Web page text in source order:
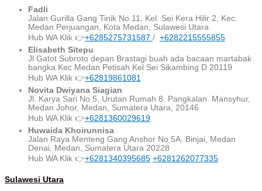
Fadli
Jalan Gurilla Gang Tinik No 11, Kel. Sei Kera Hilir 2, Kec.
Medan Perjuangan, Kota Medan, Sulawesi Utara
Hub WA Klik 👉+6285275731587 / +6282215555855
Elisabeth Sitepu
Jl Gatot Subroto depan Brastagi buah ada bacaan martabak
bangka Kec Medan Petisah Kel Sei Sikambing D 20119
Hub WA Klik 👉+62819861081
Novita Dwiyana Siagian
Jl. Karya Sari No 5, Urutan Rumah 8. Pangkalan Mansyhur,
Medan Johor, Medan, Sumatera Utara, 20146
Hub WA Klik 👉+6281360029619
Huwaida Khoirunnisa
Jalan Raya Menteng Gang Anshor No 5A, Binjai, Medan
Denai, Medan, Sumatera Utara 20228
Hub WA Klik 👉+6281340395685 +6281262077335​
Sulawesi Utara